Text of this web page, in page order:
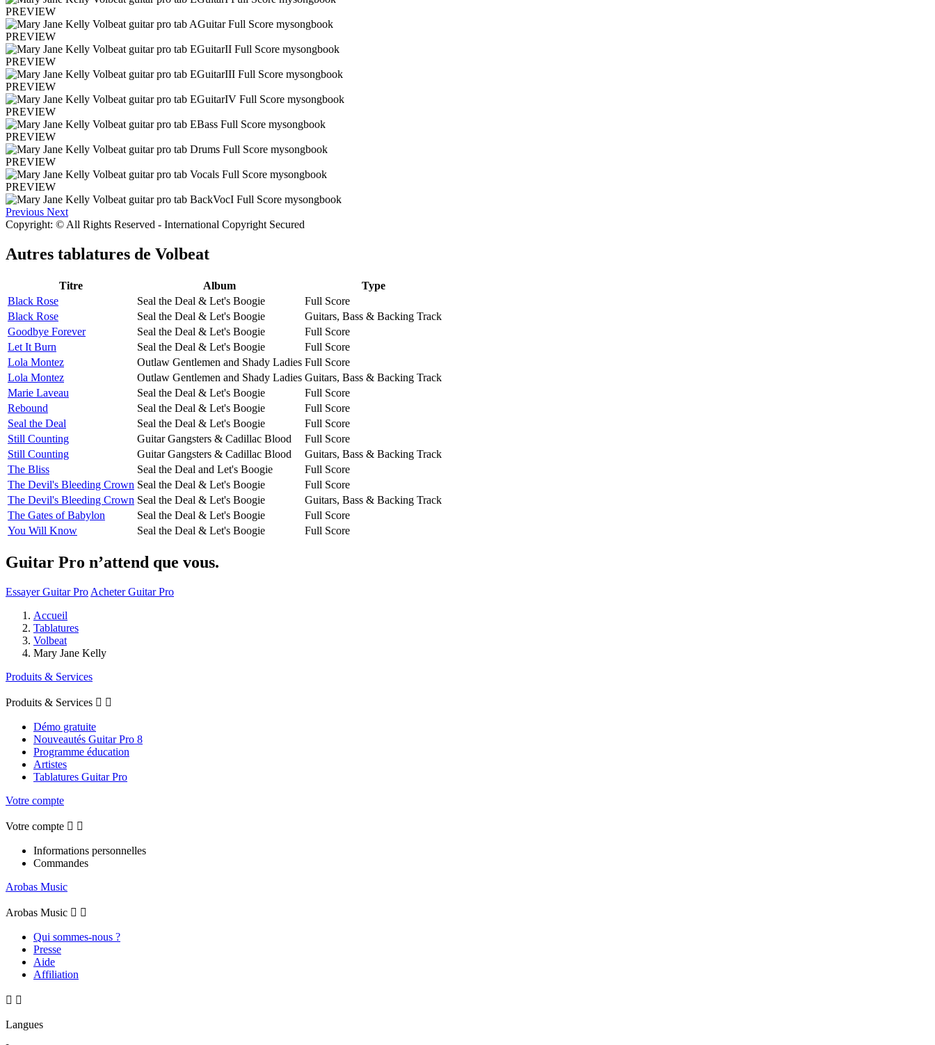
PREVIEW
PREVIEW
PREVIEW
PREVIEW
PREVIEW
PREVIEW
PREVIEW
PREVIEW
Previous Next
Copyright: © All Rights Reserved - International Copyright Secured
Autres tablatures de Volbeat
Titre Album
Type
Black Rose
Seal the Deal & Let's Boogie
Full Score
Black Rose
Seal the Deal & Let's Boogie
Guitars, Bass & Backing Track
Goodbye Forever
Seal the Deal & Let's Boogie
Full Score
Let It Burn
Seal the Deal & Let's Boogie
Full Score
Lola Montez
Outlaw Gentlemen and Shady Ladies Full Score
Lola Montez
Outlaw Gentlemen and Shady Ladies Guitars, Bass & Backing Track
Marie Laveau
Seal the Deal & Let's Boogie
Full Score
Rebound
Seal the Deal & Let's Boogie
Full Score
Seal the Deal
Seal the Deal & Let's Boogie
Full Score
Still Counting
Guitar Gangsters & Cadillac Blood
Full Score
Still Counting
Guitar Gangsters & Cadillac Blood
Guitars, Bass & Backing Track
The Bliss
Seal the Deal and Let's Boogie
Full Score
The Devil's Bleeding Crown Seal the Deal & Let's Boogie
Full Score
The Devil's Bleeding Crown Seal the Deal & Let's Boogie
Guitars, Bass & Backing Track
The Gates of Babylon
Seal the Deal & Let's Boogie
Full Score
You Will Know
Seal the Deal & Let's Boogie Full Score
Guitar Pro n’attend que vous.
Essayer Guitar Pro Acheter Guitar Pro
Accueil
Tablatures
Volbeat
Mary Jane Kelly
Produits & Services
Produits & Services  
Démo gratuite
Nouveautés Guitar Pro 8
Programme éducation
Artistes
Tablatures Guitar Pro
Votre compte
Votre compte  
Informations personnelles
Commandes
Arobas Music
Arobas Music  
Qui sommes-nous ?
Presse
Aide
Affiliation
 
Langues